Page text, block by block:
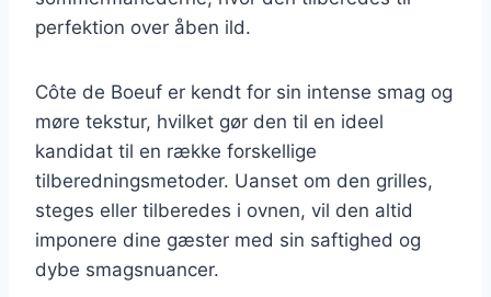
perfektion over åben ild.
Côte de Boeuf er kendt for sin intense smag og
møre tekstur, hvilket gør den til en ideel
kandidat til en række forskellige
tilberedningsmetoder. Uanset om den grilles,
steges eller tilberedes i ovnen, vil den altid
imponere dine gæster med sin saftighed og
dybe smagsnuancer.